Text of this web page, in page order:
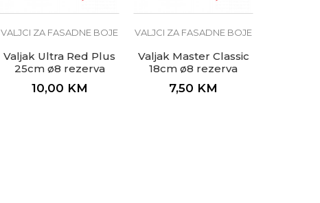
VALJCI ZA FASADNE BOJE
Valjak Ultra Red Plus
25cm ø8 rezerva
10,00 KM
VALJCI ZA FASADNE BOJE
Valjak Master Classic
18cm ø8 rezerva
7,50 KM